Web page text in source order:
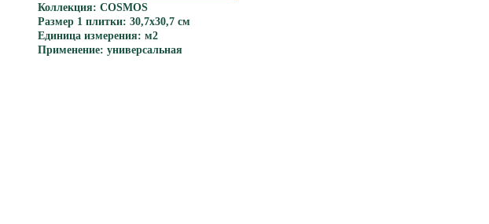
Коллекция: COSMOS
Размер 1 плитки: 30,7x30,7 см
Единица измерения: м2
Применение: универсальная